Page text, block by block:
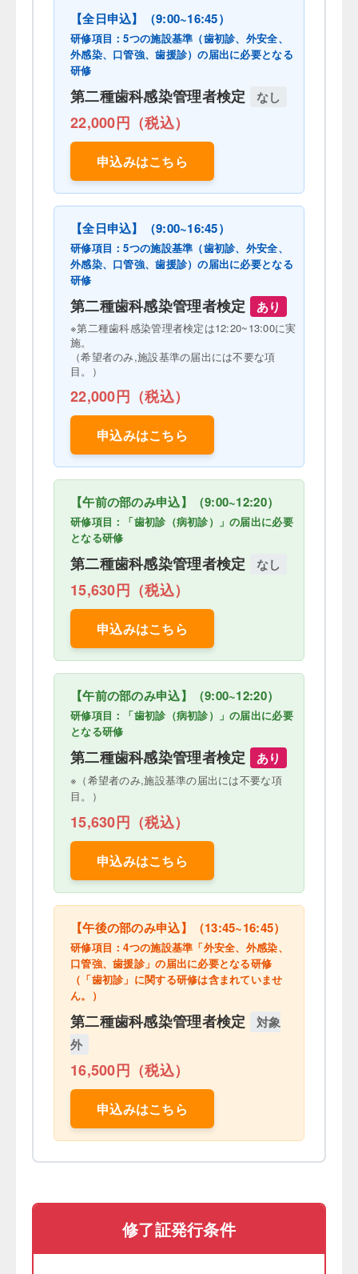
【全日申込】（9:00~16:45）
研修項目：5つの施設基準（歯初診、外安全、
外感染、口管強、歯援診）の届出に必要となる
研修
第二種歯科感染管理者検定 なし
22,000円（税込）
申込みはこちら
【全日申込】（9:00~16:45）
研修項目：5つの施設基準（歯初診、外安全、
外感染、口管強、歯援診）の届出に必要となる
研修
第二種歯科感染管理者検定 あり
※第二種歯科感染管理者検定は12:20~13:00に実
施。
（希望者のみ,施設基準の届出には不要な項
目。）
22,000円（税込）
申込みはこちら
【午前の部のみ申込】（9:00~12:20）
研修項目：「歯初診（病初診）」の届出に必要
となる研修
第二種歯科感染管理者検定 なし
15,630円（税込）
申込みはこちら
【午前の部のみ申込】（9:00~12:20）
研修項目：「歯初診（病初診）」の届出に必要
となる研修
第二種歯科感染管理者検定 あり
※（希望者のみ,施設基準の届出には不要な項
目。）
15,630円（税込）
申込みはこちら
【午後の部のみ申込】（13:45~16:45）
研修項目：4つの施設基準「外安全、外感染、
口管強、歯援診」の届出に必要となる研修
（「歯初診」に関する研修は含まれていませ
ん。）
第二種歯科感染管理者検定
対象
外
16,500円（税込）
申込みはこちら
修了証発行条件